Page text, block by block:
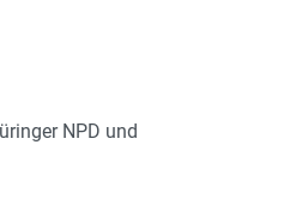
NPD und